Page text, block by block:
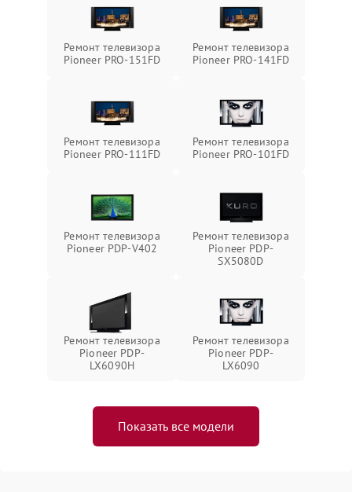
Ремонт телевизора
Pioneer PRO-151FD
Ремонт телевизора
Pioneer PRO-141FD
Ремонт телевизора
Pioneer PRO-111FD
Ремонт телевизора
Pioneer PRO-101FD
Ремонт телевизора
Pioneer PDP-V402
Ремонт телевизора
Pioneer PDP-
SX5080D
Ремонт телевизора
Pioneer PDP-
LX6090H
Ремонт телевизора
Pioneer PDP-
LX6090
Показать все модели